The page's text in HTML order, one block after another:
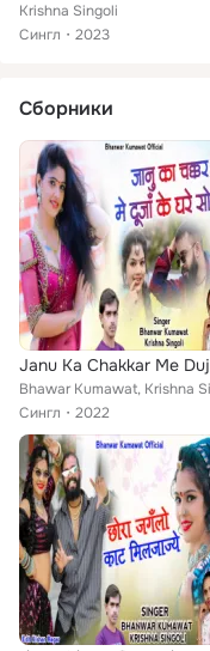
Krishna Singoli
Сингл
2023
Сборники
Сингл
2022